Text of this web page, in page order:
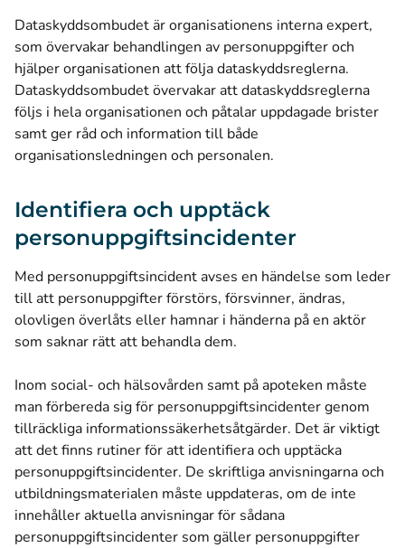
Dataskyddsombudet är organisationens interna expert,
som övervakar behandlingen av personuppgifter och
hjälper organisationen att följa dataskyddsreglerna.
Dataskyddsombudet övervakar att dataskyddsreglerna
följs i hela organisationen och påtalar uppdagade brister
samt ger råd och information till både
organisationsledningen och personalen.
Identifiera och upptäck
personuppgiftsincidenter
Med personuppgiftsincident avses en händelse som leder
till att personuppgifter förstörs, försvinner, ändras,
olovligen överlåts eller hamnar i händerna på en aktör
som saknar rätt att behandla dem.
Inom social- och hälsovården samt på apoteken måste
man förbereda sig för personuppgiftsincidenter genom
tillräckliga informationssäkerhetsåtgärder. Det är viktigt
att det finns rutiner för att identifiera och upptäcka
personuppgiftsincidenter. De skriftliga anvisningarna och
utbildningsmaterialen måste uppdateras, om de inte
innehåller aktuella anvisningar för sådana
personuppgiftsincidenter som gäller personuppgifter